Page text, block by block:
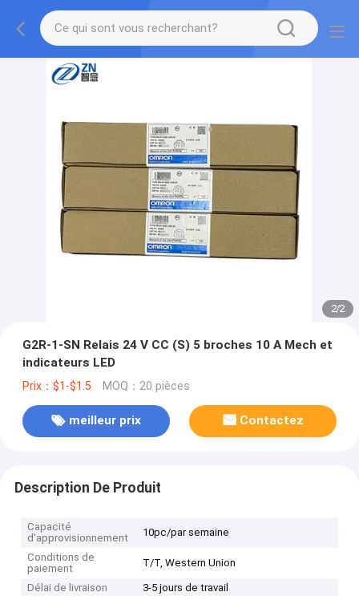
2/2
G2R-1-SN Relais 24 V CC (S) 5 broches 10 A Mech et
indicateurs LED
Prix：$1-$1.5 MOQ：20 pièces
meilleur prix Contactez
Description De Produit
Capacité
d'approvisionnement
10pc/par semaine
Conditions de
paiement
T/T, Western Union
Délai de livraison
3-5 jours de travail